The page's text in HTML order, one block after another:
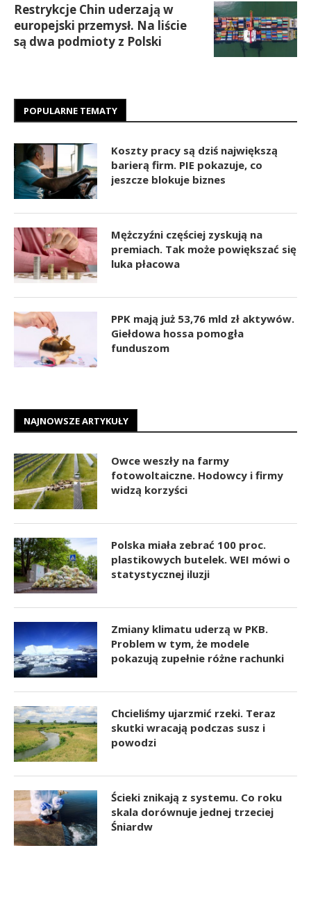
Restrykcje Chin uderzają w
europejski przemysł. Na liście
są dwa podmioty z Polski
POPULARNE TEMATY
Koszty pracy są dziś największą
barierą firm. PIE pokazuje, co
jeszcze blokuje biznes
Mężczyźni częściej zyskują na
premiach. Tak może powiększać się
luka płacowa
PPK mają już 53,76 mld zł aktywów.
Giełdowa hossa pomogła
funduszom
NAJNOWSZE ARTYKUŁY
Owce weszły na farmy
fotowoltaiczne. Hodowcy i firmy
widzą korzyści
Polska miała zebrać 100 proc.
plastikowych butelek. WEI mówi o
statystycznej iluzji
Zmiany klimatu uderzą w PKB.
Problem w tym, że modele
pokazują zupełnie różne rachunki
Chcieliśmy ujarzmić rzeki. Teraz
skutki wracają podczas susz i
powodzi
Ścieki znikają z systemu. Co roku
skala dorównuje jednej trzeciej
Śniardw